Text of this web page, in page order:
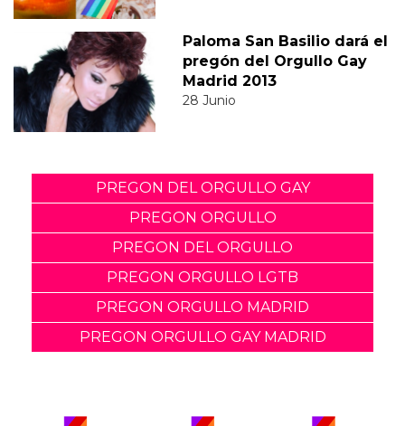
Paloma San Basilio dará el
pregón del Orgullo Gay
Madrid 2013
28 Junio
PREGON DEL ORGULLO GAY
PREGON ORGULLO
PREGON DEL ORGULLO
PREGON ORGULLO LGTB
PREGON ORGULLO MADRID
PREGON ORGULLO GAY MADRID